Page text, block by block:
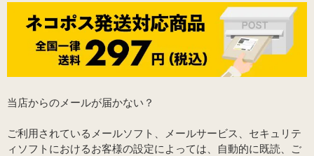
当店からのメールが届かない？
ご利用されているメールソフト、メールサービス、セキュリテ
ィソフトにおけるお客様の設定によっては、自動的に既読、ご